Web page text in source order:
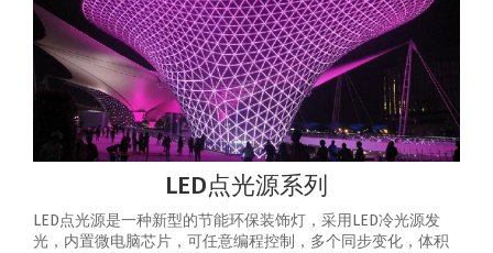
LED点光源系列
LED点光源是一种新型的节能环保装饰灯，采用LED冷光源发
光，内置微电脑芯片，可任意编程控制，多个同步变化，体积